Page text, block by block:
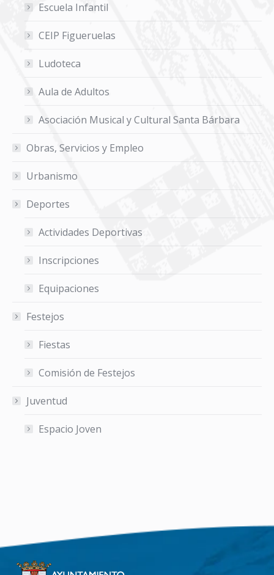
Escuela Infantil
CEIP Figueruelas
Ludoteca
Aula de Adultos
Asociación Musical y Cultural Santa Bárbara
Obras, Servicios y Empleo
Urbanismo
Deportes
Actividades Deportivas
Inscripciones
Equipaciones
Festejos
Fiestas
Comisión de Festejos
Juventud
Espacio Joven